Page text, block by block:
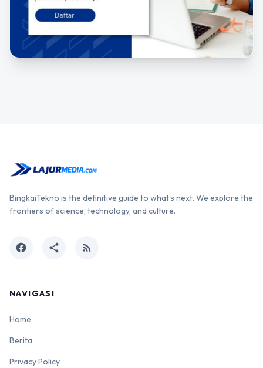
BingkaiTekno is the definitive guide to what's next. We explore the
frontiers of science, technology, and culture.
facebook share rss_feed
NAVIGASI
Home
Berita
Privacy Policy